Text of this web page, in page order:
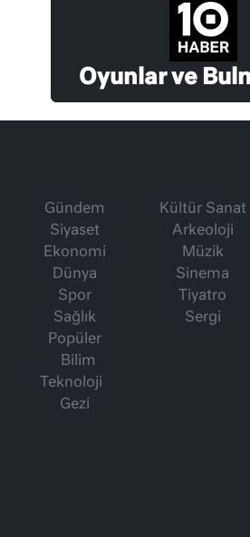
Oyunlar ve
Gündem
Siyaset
Ekonomi
Dünya
Spor
Sağlık
Popüler
Bilim
Teknoloji
Gezi
Kültür Sanat
Arkeoloji
Müzik
Sinema
Tiyatro
Sergi